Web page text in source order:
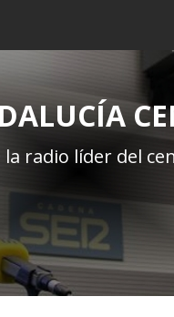
la radio líder del